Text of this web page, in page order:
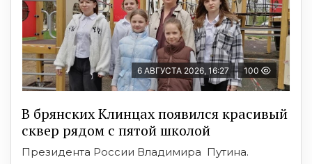
6 АВГУСТА 2026, 16:27 100
В брянских Клинцах появился красивый
сквер рядом с пятой школой
Президента России Владимира Путина.